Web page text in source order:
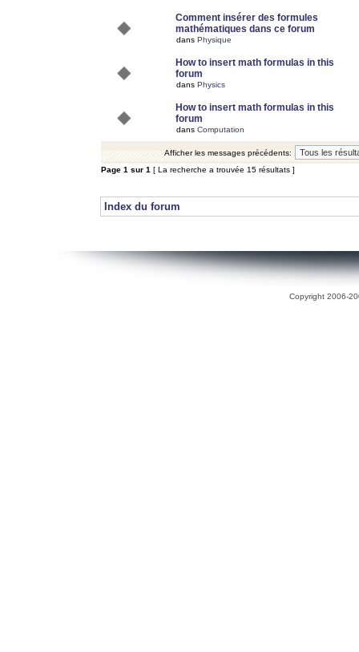
Comment insérer des formules
mathématiques dans ce forum
dans Physique
How to insert math formulas in this
forum
dans Physics
How to insert math formulas in this
forum
dans Computation
Afficher les messages précédents:
Page 1 sur 1 [ La recherche a trouvée 15 résultats ]
Index du forum
Copyright 2006-